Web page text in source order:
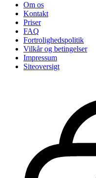
Om os
Kontakt
Priser
FAQ
Fortrolighedspolitik
Vilkår og betingelser
Impressum
Siteoversigt